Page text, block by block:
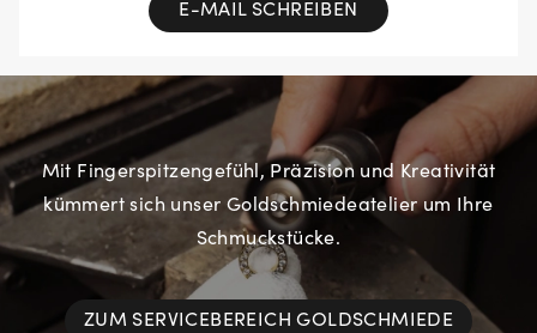
E-MAIL SCHREIBEN
Mit Fingerspitzengefühl, Präzision und Kreativität
kümmert sich unser Goldschmiedeatelier um Ihre
Schmuckstücke.
ZUM SERVICEBEREICH GOLDSCHMIEDE